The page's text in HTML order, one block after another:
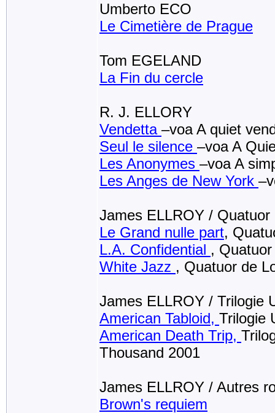
Umberto ECO
Le Cimetière de Prague
Tom EGELAND
La Fin du cercle
R. J. ELLORY
Vendetta –voa A quiet
Seul le silence –voa A
Les Anonymes –voa A
Les Anges de New York
James ELLROY / Quatuor
Le Grand nulle part,
L.A. Confidential ,
White Jazz , Quatuor de
James ELLROY / Trilogie
American Tabloid, Trilogie
American Death Trip,
Thousand 2001
James ELLROY / Autres
Brown's requiem